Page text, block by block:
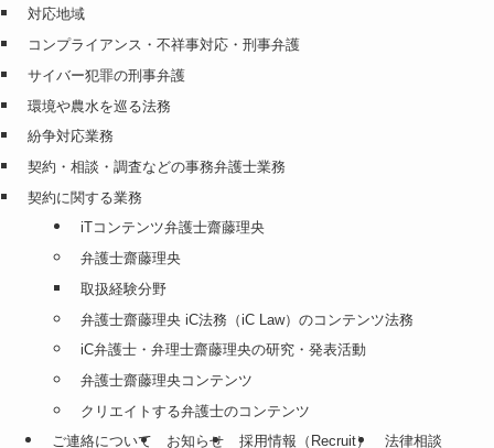
対応地域
コンプライアンス・不祥事対応・刑事弁護
サイバー犯罪の刑事弁護
環境や農水を巡る法務
紛争対応業務
契約・相談・調査などの事務弁護士業務
契約に関する業務
iTコンテンツ弁護士齋藤理央
弁護士齋藤理央
取扱経験分野
弁護士齋藤理央 iC法務（iC Law）のコンテンツ法務
iC弁護士・弁理士齋藤理央の研究・発表活動
弁護士齋藤理央コンテンツ
クリエイトする弁護士のコンテンツ
ご連絡について
お知らせ 採用情報（Recruit） 法律相談